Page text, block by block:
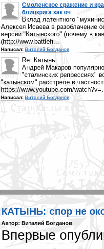
Смоленское сражение и
блицкрига как оч
Вклад латентного
Алексея Исаева в разоблачение
версии "Катынского" (почему в
(http://www.battlefi...
Написал: Виталий Богданов
Re: Катынь
Андрей Макаров
"сталинских репрессиях"
"катынском" расстреле в
https://www.youtube.com/
Написал: Виталий Богданов
КАТЫНЬ: спор не
Автор: Виталий Богданов
Впервые